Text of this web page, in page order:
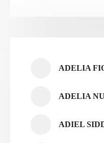
ADELIA
ADELIA
ADIEL